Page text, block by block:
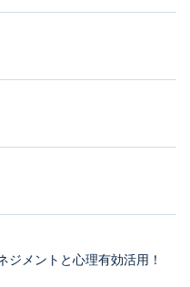
ジメントと心理有効活用！